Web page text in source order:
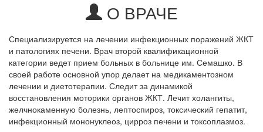
О ВРАЧЕ
Специализируется на лечении инфекционных поражений ЖКТ
и патологиях печени. Врач второй квалификационной
категории ведет прием больных в больнице им. Семашко. В
своей работе основной упор делает на медикаментозном
лечении и диетотерапии. Следит за динамикой
восстановления моторики органов ЖКТ. Лечит холангиты,
желчнокаменную болезнь, лептоспироз, токсический гепатит,
инфекционный мононуклеоз, цирроз печени и токсоплазмоз.